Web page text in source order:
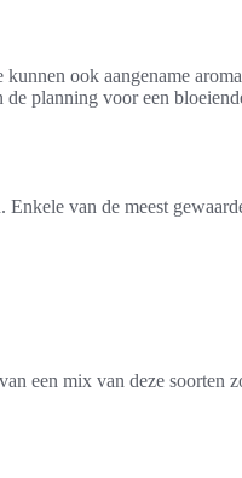
ook aangename
planning voor een
van de meest
een mix van deze soorten